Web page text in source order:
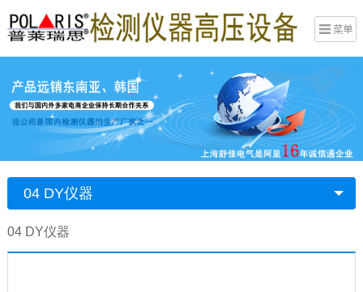
04 DY仪器
04 DY仪器